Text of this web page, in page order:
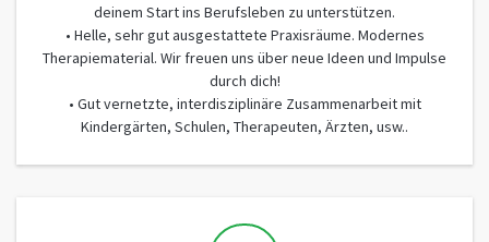
deinem Start ins Berufsleben zu unterstützen.
• Helle, sehr gut ausgestattete Praxisräume. Modernes
Therapiematerial. Wir freuen uns über neue Ideen und Impulse
durch dich!
• Gut vernetzte, interdisziplinäre Zusammenarbeit mit
Kindergärten, Schulen, Therapeuten, Ärzten, usw..